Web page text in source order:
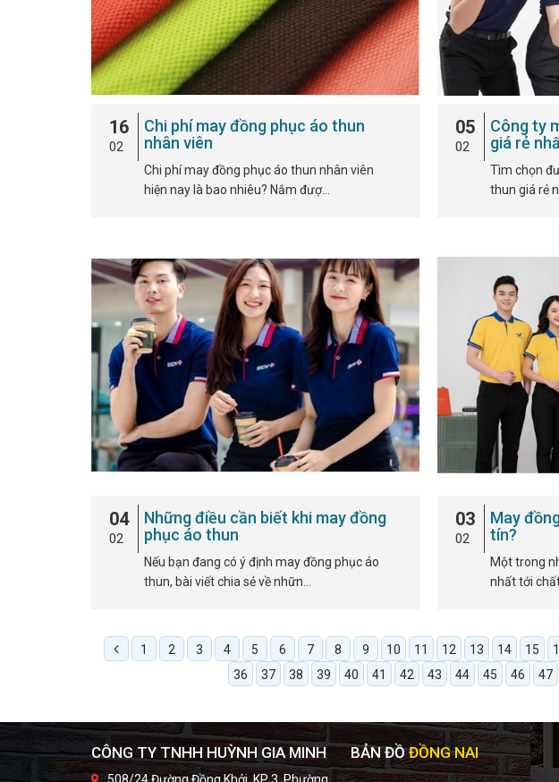
16
02
Chi phí may đồng phục áo thun
nhân viên
Chi phí may đồng phục áo thun nhân viên
hiện nay là bao nhiêu? Nắm đượ…
05
02
Công ty
giá rẻ
Tìm chọn
thun giá rẻ
04
02
Những điều cần biết khi may đồng
phục áo thun
Nếu bạn đang có ý định may đồng phục áo
thun, bài viết chia sẻ về nhữn…
03
02
May
tín?
Một trong
nhất tới
1 2 3 4 5 6 7 8 9 10 11 12 13 14 15
36
37 38 39 40 41 42 43 44 45 46 47
CÔNG TY TNHH HUỲNH GIA MINH
508/24 Đường Đồng Khởi, KP 3, Phường
BẢN ĐỒĐỒNG NAI